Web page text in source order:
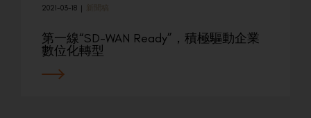
2021-03-18 | 新聞稿
第一線“SD-WAN Ready”，積極驅動企業
數位化轉型